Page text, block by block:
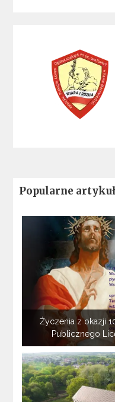
Popularne
Życzenia z okazji
Publicznego